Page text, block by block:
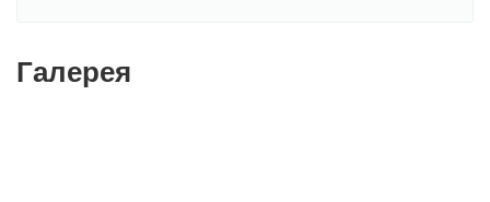
Галерея